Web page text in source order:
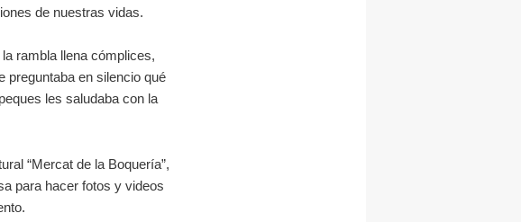
de nuestras vidas.
rambla llena cómplices,
preguntaba en silencio qué
les saludaba con la
“Mercat de la Boquería”,
para hacer fotos y videos